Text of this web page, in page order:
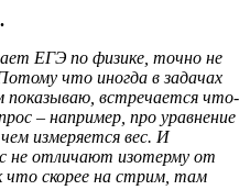
ЕГЭ по физике, точно не
что иногда в задачах
встречается что-
– например, про уравнение
измеряется вес. И
не отличают изотерму от
скорее на стрим, там